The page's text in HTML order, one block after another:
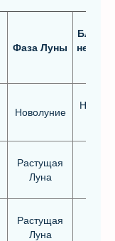
Фаза Луны
Новолуние
Растущая
Луна
Растущая
Луна